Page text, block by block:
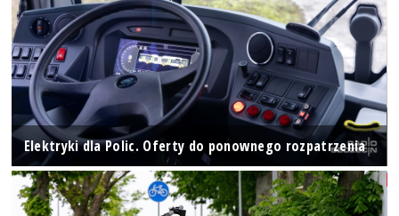
Elektryki dla Polic. Oferty do ponownego rozpatrzenia